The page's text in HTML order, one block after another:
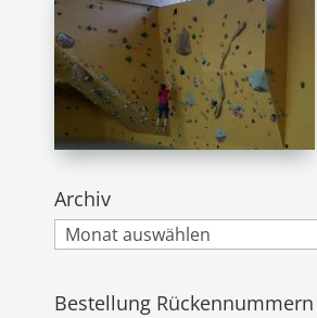
Archiv
Archiv
Bestellung Rückennummern